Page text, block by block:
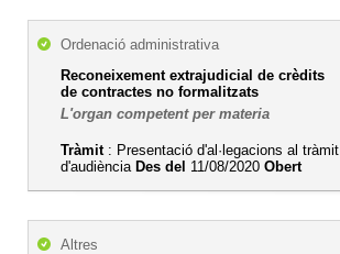
Ordenació administrativa
Reconeixement extrajudicial de crèdits
de contractes no formalitzats
L'organ competent per materia
Tràmit: Presentació d'al·legacions al tràmit
d'audiència Des del 11/08/2020 Obert
Altres